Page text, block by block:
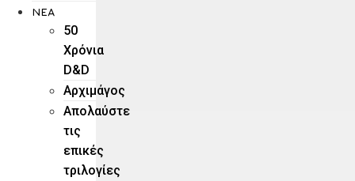
ΝΕΑ
50
Χρόνια
D&D
Αρχιμάγος
Aπολαύστε
τις
επικές
τριλογίες